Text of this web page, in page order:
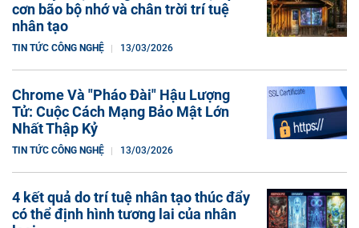
cơn bão bộ nhớ và chân trời trí tuệ
nhân tạo
TIN TỨC CÔNG NGHỆ 13/03/2026
Chrome Và "Pháo Đài" Hậu Lượng
Tử: Cuộc Cách Mạng Bảo Mật Lớn
Nhất Thập Kỷ
TIN TỨC CÔNG NGHỆ 13/03/2026
4 kết quả do trí tuệ nhân tạo thúc đẩy
có thể định hình tương lai của nhân